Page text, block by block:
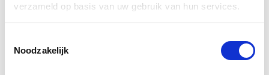
verzameld op basis van uw gebruik van hun services.
Noodzakelijk